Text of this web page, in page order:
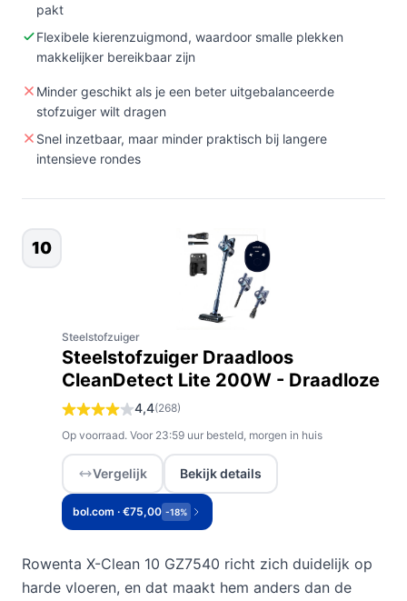
pakt
Flexibele kierenzuigmond, waardoor smalle plekken
makkelijker bereikbaar zijn
Minder geschikt als je een beter uitgebalanceerde
stofzuiger wilt dragen
Snel inzetbaar, maar minder praktisch bij langere
intensieve rondes
10
Steelstofzuiger
Steelstofzuiger Draadloos
CleanDetect Lite 200W - Draadloze
4,4(268)
Op voorraad. Voor 23:59 uur besteld, morgen in huis
Vergelijk Bekijk details
bol.com · €75,00 -18%
Rowenta X-Clean 10 GZ7540 richt zich duidelijk op
harde vloeren, en dat maakt hem anders dan de